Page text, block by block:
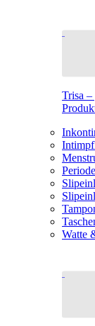
Trisa –
Watte